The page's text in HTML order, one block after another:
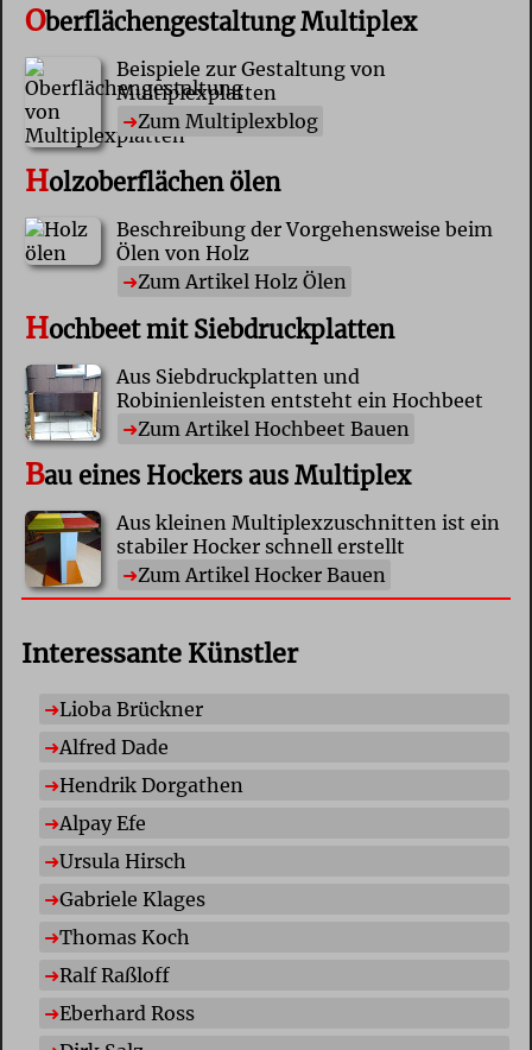
Oberflächengestaltung Multiplex
Beispiele zur Gestaltung von
Multiplexplatten
Zum Multiplexblog
Holzoberflächen ölen
Beschreibung der Vorgehensweise beim
Ölen von Holz
Zum Artikel Holz Ölen
Hochbeet mit Siebdruckplatten
Aus Siebdruckplatten und
Robinienleisten entsteht ein Hochbeet
Zum Artikel Hochbeet Bauen
Bau eines Hockers aus Multiplex
Aus kleinen Multiplexzuschnitten ist ein
stabiler Hocker schnell erstellt
Zum Artikel Hocker Bauen
Interessante Künstler
Lioba Brückner
Alfred Dade
Hendrik Dorgathen
Alpay Efe
Ursula Hirsch
Gabriele Klages
Thomas Koch
Ralf Raßloff
Eberhard Ross